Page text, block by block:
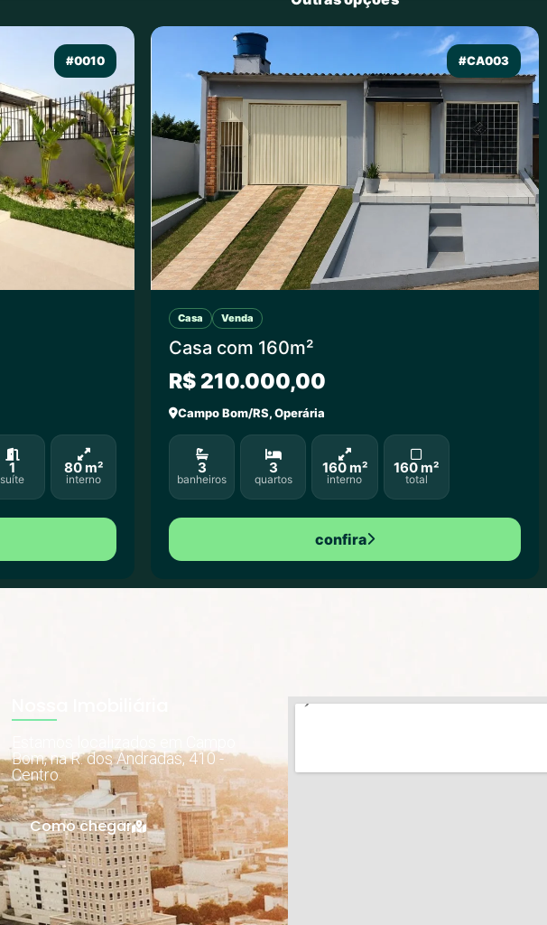
#0010
1
suíte
80 m²
interno
#CA003
Casa Venda
Casa com 160m²
R$ 210.000,00
Campo Bom/RS, Operária
3
banheiros
3
quartos
160 m²
interno
160 m²
total
confira
Bom, na R. dos Andradas, 410 -
Centro.
Como chegar